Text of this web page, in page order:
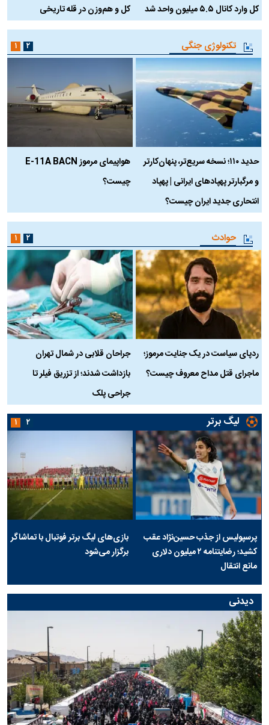
کل وارد کانال ۵.۵ میلیون واحد شد کل و هم‌وزن در قله تاریخی
تکنولوژی جنگی
حدید ۱۱۰؛ نسخه سریع‌تر، پنهان‌کارتر
و مرگبارتر پهپادهای ایرانی | پهپاد
انتحاری جدید ایران چیست؟
هواپیمای مرموز E-11A BACN
چیست؟
۱ ۲
حوادث
ردپای سیاست در یک جنایت مرموز؛
ماجرای قتل مداح معروف چیست؟
جراحان قلابی در شمال تهران
بازداشت شدند؛ از تزریق فیلر تا
جراحی پلک
۱ ۲
لیگ برتر
پرسپولیس از جذب حسین‌نژاد عقب
کشید؛ رضایتنامه ۲ میلیون دلاری
مانع انتقال
بازی‌های لیگ برتر فوتبال با تماشاگر
برگزار می‌شود
۱ ۲
دیدنی